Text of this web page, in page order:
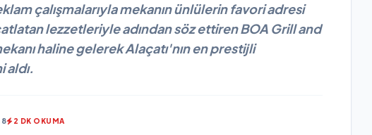
çalışmalarıyla mekanın ünlülerin favori adresi
lezzetleriyle adından söz ettiren BOA Grill and
haline gelerek Alaçatı'nın en prestijli
aldı.
2 DK OKUMA